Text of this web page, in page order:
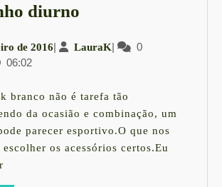
diurno
um
branquinho
diurno
de 201619
de
2016
| LauraKLauraK
|
0
06:02
branco não é tarefa tão
da ocasião e combinação, um
parecer esportivo.O que nos
os acessórios certos.Eu